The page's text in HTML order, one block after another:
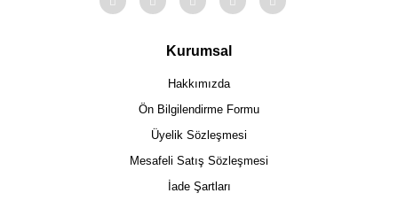
Kurumsal
Hakkımızda
Ön Bilgilendirme Formu
Üyelik Sözleşmesi
Mesafeli Satış Sözleşmesi
İade Şartları